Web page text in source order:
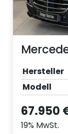
Hersteller
Modell
67.950
19% MwSt.